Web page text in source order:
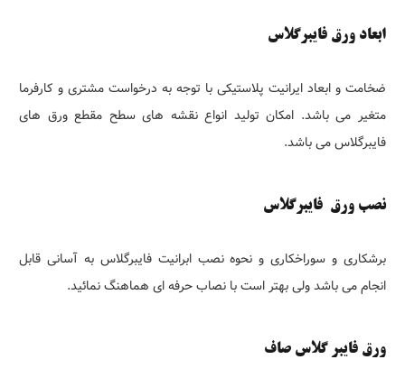
ابعاد ورق فایبرگلاس
ضخامت و ابعاد ایرانیت پلاستیکی با توجه به درخواست مشتری و کارفرما
متغیر می باشد. امکان تولید انواع نقشه های سطح مقطع ورق های
فایبرگلاس می باشد.
نصب ورق فایبرگلاس
برشکاری و سوراخکاری و نحوه نصب ابرانیت فایبرگلاس به آسانی قابل
انجام می باشد ولی بهتر است با نصاب حرفه ای هماهنگ نمائید.
ورق فایبر گلاس صاف